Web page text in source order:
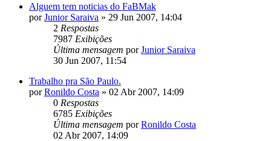
Alguem tem noticias do FaBMak
porJunior Saraiva » 29 Jun 2007, 14:04
2 Respostas
7987 Exibições
Última mensagem porJunior Saraiva
30 Jun 2007, 11:54
Trabalho pra São Paulo.
porRonildo Costa » 02 Abr 2007, 14:09
0 Respostas
6785 Exibições
Última mensagem porRonildo Costa
02 Abr 2007, 14:09